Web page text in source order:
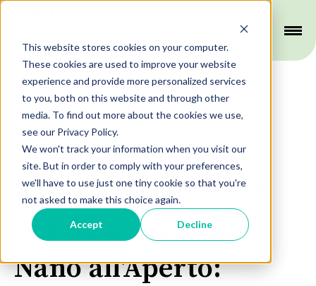
This website stores cookies on your computer.
These cookies are used to improve your website
experience and provide more personalized services
to you, both on this website and through other
media. To find out more about the cookies we use,
see our Privacy Policy.
We won't track your information when you visit our
site. But in order to comply with your preferences,
we'll have to use just one tiny cookie so that you're
not asked to make this choice again.
Accept Decline
Habitat
Creare un Giardino
Sicuro e Stimolante
per il tuo Coniglio
Nano all'Aperto: